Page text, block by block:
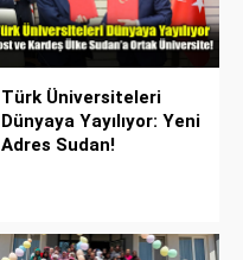
Türk Üniversiteleri
Dünyaya Yayılıyor: Yeni
Adres Sudan!